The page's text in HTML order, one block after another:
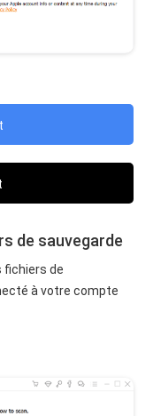
de sauvegarde
fichiers de
à votre compte